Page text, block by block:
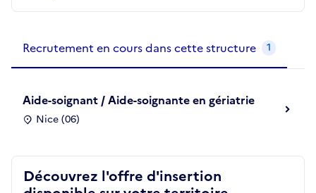
Recrutement en cours dans cette structure 1
Aide-soignant / Aide-soignante en gériatrie
Nice (06)
Découvrez l'offre d'insertion